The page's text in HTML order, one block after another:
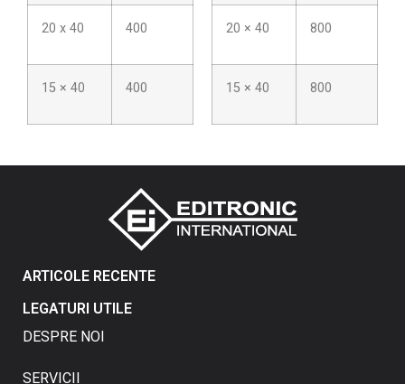
20 x 40 400
15 × 40 400
20 × 40 800
15 × 40 800
ARTICOLE RECENTE
LEGATURI UTILE
DESPRE NOI
SERVICII